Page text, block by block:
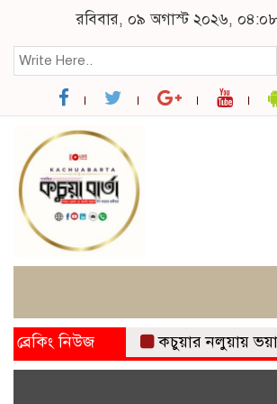
রবিবার, ০৯ অগাস্ট ২০২৬,
ব্রেকিং নিউজ কচুয়ার নলুয়ায় ভয়াবহ